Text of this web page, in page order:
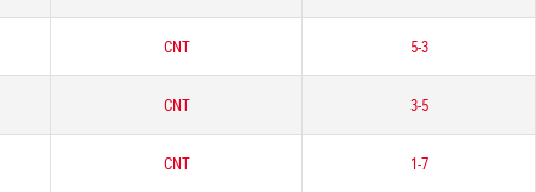
CNT 5-3
CNT 3-5
CNT 1-7